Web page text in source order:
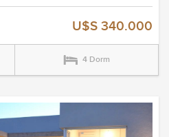
U$S 340.000
4 Dorm